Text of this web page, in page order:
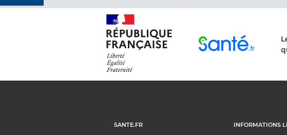
SANTE.FR INFORMATIONS